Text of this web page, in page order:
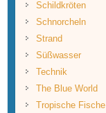
Schildkröten
Schnorcheln
Strand
Süßwasser
Technik
The Blue World
Tropische Fische